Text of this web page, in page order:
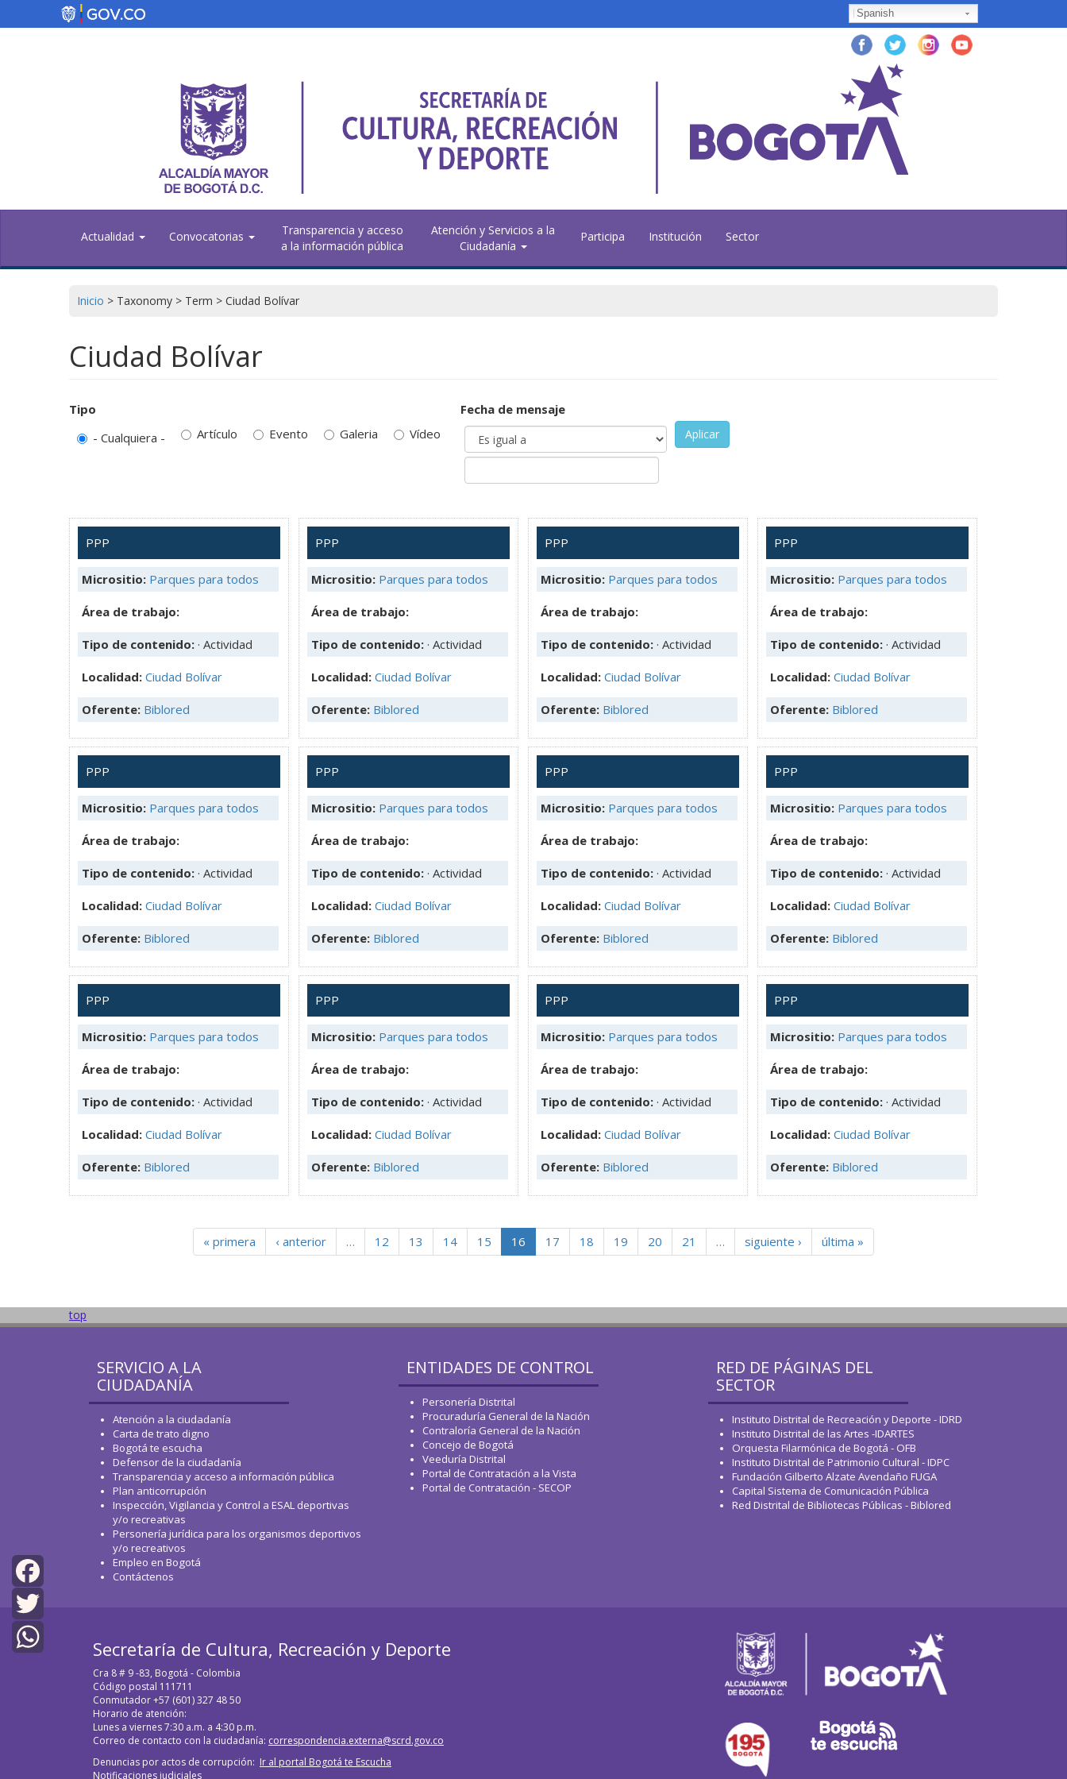
Spanish
Actualidad Convocatorias
Transparencia y acceso
a la información pública
Atención y Servicios a la
Ciudadanía
Participa Institución Sector
Inicio > Taxonomy > Term > Ciudad Bolívar
Ciudad Bolívar
Tipo
- Cualquiera -
Artículo Evento Galeria Vídeo
Fecha de mensaje
Aplicar
PPP
Micrositio: Parques para todos
Área de trabajo:
Tipo de contenido: · Actividad
Localidad: Ciudad Bolívar
Oferente: Biblored
PPP
Micrositio: Parques para todos
Área de trabajo:
Tipo de contenido: · Actividad
Localidad: Ciudad Bolívar
Oferente: Biblored
PPP
Micrositio: Parques para todos
Área de trabajo:
Tipo de contenido: · Actividad
Localidad: Ciudad Bolívar
Oferente: Biblored
PPP
Micrositio: Parques para todos
Área de trabajo:
Tipo de contenido: · Actividad
Localidad: Ciudad Bolívar
Oferente: Biblored
PPP
Micrositio: Parques para todos
Área de trabajo:
Tipo de contenido: · Actividad
Localidad: Ciudad Bolívar
Oferente: Biblored
PPP
Micrositio: Parques para todos
Área de trabajo:
Tipo de contenido: · Actividad
Localidad: Ciudad Bolívar
Oferente: Biblored
PPP
Micrositio: Parques para todos
Área de trabajo:
Tipo de contenido: · Actividad
Localidad: Ciudad Bolívar
Oferente: Biblored
PPP
Micrositio: Parques para todos
Área de trabajo:
Tipo de contenido: · Actividad
Localidad: Ciudad Bolívar
Oferente: Biblored
PPP
Micrositio: Parques para todos
Área de trabajo:
Tipo de contenido: · Actividad
Localidad: Ciudad Bolívar
Oferente: Biblored
PPP
Micrositio: Parques para todos
Área de trabajo:
Tipo de contenido: · Actividad
Localidad: Ciudad Bolívar
Oferente: Biblored
PPP
Micrositio: Parques para todos
Área de trabajo:
Tipo de contenido: · Actividad
Localidad: Ciudad Bolívar
Oferente: Biblored
PPP
Micrositio: Parques para todos
Área de trabajo:
Tipo de contenido: · Actividad
Localidad: Ciudad Bolívar
Oferente: Biblored
« primera ‹ anterior … 12 13 14 15 16 17 18 19 20 21 … siguiente › última »
Facebook
Twitter
top
SERVICIO A LA
CIUDADANÍA
Atención a la ciudadanía
Carta de trato digno
Bogotá te escucha
Defensor de la ciudadanía
Transparencia y acceso a información pública
Plan anticorrupción
Inspección, Vigilancia y Control a ESAL deportivas
y/o recreativas
Personería jurídica para los organismos deportivos
y/o recreativos
Empleo en Bogotá
Contáctenos
ENTIDADES DE CONTROL
Personería Distrital
Procuraduría General de la Nación
Contraloría General de la Nación
Concejo de Bogotá
Veeduría Distrital
Portal de Contratación a la Vista
Portal de Contratación - SECOP
RED DE PÁGINAS DEL
SECTOR
Instituto Distrital de Recreación y Deporte - IDRD
Instituto Distrital de las Artes -IDARTES
Orquesta Filarmónica de Bogotá - OFB
Instituto Distrital de Patrimonio Cultural - IDPC
Fundación Gilberto Alzate Avendaño FUGA
Capital Sistema de Comunicación Pública
Red Distrital de Bibliotecas Públicas - Biblored
Secretaría de Cultura, Recreación y Deporte
Cra 8 # 9 -83, Bogotá - Colombia
Código postal 111711
Conmutador +57 (601) 327 48 50
Horario de atención:
Lunes a viernes 7:30 a.m. a 4:30 p.m.
Correo de contacto con la ciudadanía: correspondencia.externa@scrd.gov.co
Denuncias por actos de corrupción: Ir al portal Bogotá te Escucha
Notificaciones judiciales